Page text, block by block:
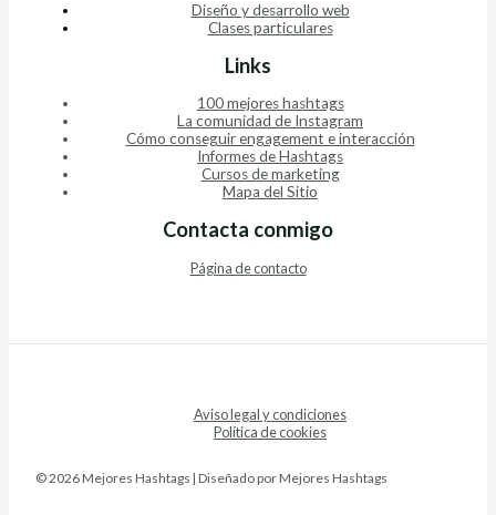
Diseño y desarrollo web
Clases particulares
Links
100 mejores hashtags
La comunidad de Instagram
Cómo conseguir engagement e interacción
Informes de Hashtags
Cursos de marketing
Mapa del Sitio
Contacta conmigo
Página de contacto
Aviso legal y condiciones
Política de cookies
© 2026 Mejores Hashtags | Diseñado por Mejores Hashtags